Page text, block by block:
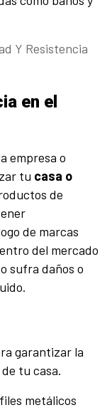
en el
empresa o
tu casa o
de
de marcas
del mercado
sufra daños o
garantizar la
tu casa.
metálicos